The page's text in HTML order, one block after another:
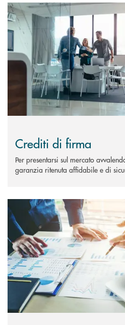
Scopri di più Crediti di firma
Crediti di firma
Per presentarsi sul mercato
garanzia ritenuta affidabile e di
Scopri di più Finanza Strutturata